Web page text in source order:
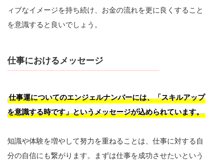
ィブなイメージを持ち続け、お金の流れを更に良くすること
を意識すると良いでしょう。
仕事におけるメッセージ
仕事運についてのエンジェルナンバーには、「スキルアップ
を意識する時です」というメッセージが込められています。
知識や体験を増やして努力を重ねることは、仕事に対する自
分の自信にも繋がります。まずは仕事を成功させたいという